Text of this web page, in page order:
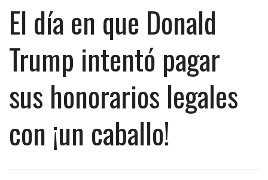
El día en que Donald
Trump intentó pagar
sus honorarios legales
con ¡un caballo!